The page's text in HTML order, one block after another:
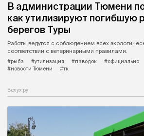
В администрации Тюмени
как утилизируют погибшую
берегов Туры
Работы ведутся с соблюдением всех
соответствии с ветеринарными правилами.
#рыба
#утилизация #паводок #официально
#новости Тюмени
#тк
Вслух.ру